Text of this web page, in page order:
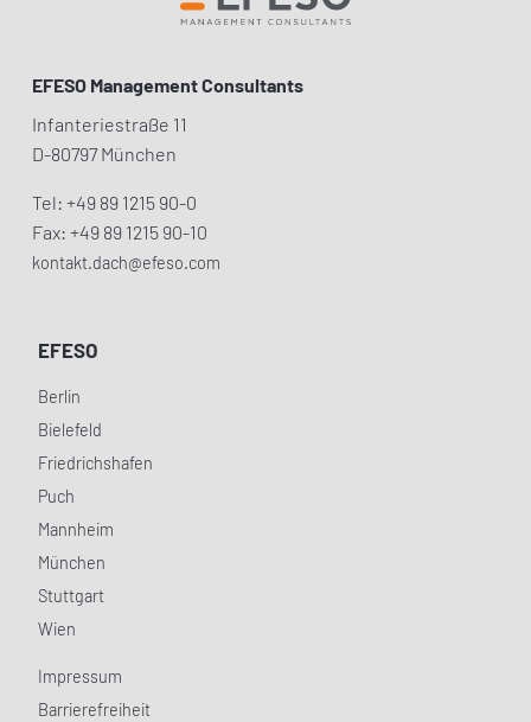
EFESO Management Consultants
Infanteriestraße 11
D-80797 München
Tel: +49 89 1215 90-0
Fax: +49 89 1215 90-10
kontakt.dach@efeso.com
EFESO
Berlin
Bielefeld
Friedrichshafen
Puch
Mannheim
München
Stuttgart
Wien
Impressum
Barrierefreiheit